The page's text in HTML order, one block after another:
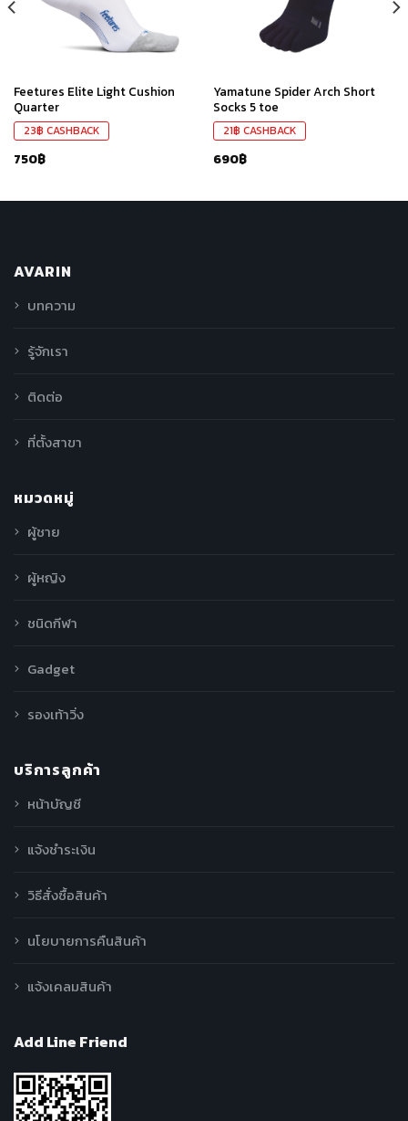
Feetures Elite Light Cushion
Quarter
23฿ CASHBACK
750฿
Yamatune Spider Arch Short
Socks 5 toe
21฿ CASHBACK
690฿
AVARIN
บทความ
รู้จักเรา
ติดต่อ
ที่ตั้งสาขา
หมวดหมู่
ผู้ชาย
ผู้หญิง
ชนิดกีฬา
Gadget
รองเท้าวิ่ง
บริการลูกค้า
หน้าบัญชี
แจ้งชำระเงิน
วิธีสั่งซื้อสินค้า
นโยบายการคืนสินค้า
แจ้งเคลมสินค้า
Add Line Friend